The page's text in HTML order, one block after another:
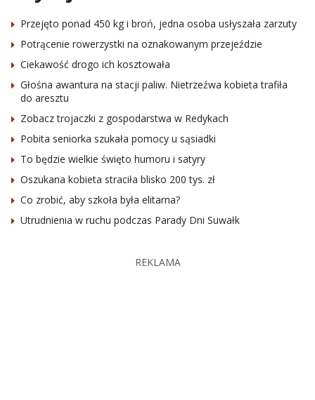
Przejęto ponad 450 kg i broń, jedna osoba usłyszała zarzuty
Potrącenie rowerzystki na oznakowanym przejeździe
Ciekawość drogo ich kosztowała
Głośna awantura na stacji paliw. Nietrzeźwa kobieta trafiła
do aresztu
Zobacz trojaczki z gospodarstwa w Redykach
Pobita seniorka szukała pomocy u sąsiadki
To będzie wielkie święto humoru i satyry
Oszukana kobieta straciła blisko 200 tys. zł
Co zrobić, aby szkoła była elitarna?
Utrudnienia w ruchu podczas Parady Dni Suwałk
REKLAMA